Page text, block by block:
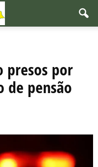
presos por
de pensão